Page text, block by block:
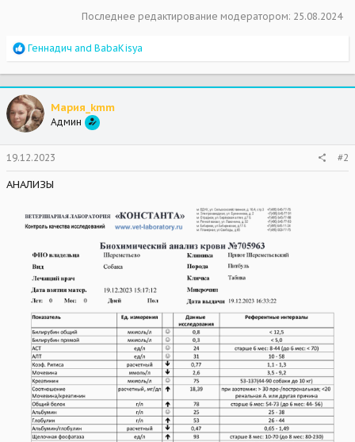
Последнее редактирование модератором: 25.08.2024
R
a
c
t
i
o
n
s
:
Геннадич and BabaKisya
Мария_kmm
Админ
19.12.2023 #2
АНАЛИЗЫ